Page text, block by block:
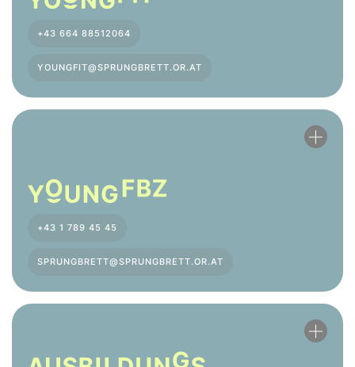
+43 664 88512064
YOUNGFIT@SPRUNGBRETT.OR.AT
+43 1 789 45 45
SPRUNGBRETT@SPRUNGBRETT.OR.AT